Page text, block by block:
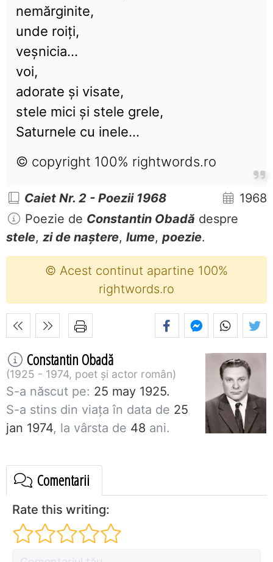
nemărginite,
unde roiți,
veșnicia...
voi,
adorate și visate,
stele mici și stele grele,
Saturnele cu inele...
© copyright 100% rightwords.ro
Caiet Nr. 2 - Poezii 1968
1968
Poezie de Constantin Obadă despre
stele, zi de naștere, lume, poezie.
© Acest continut apartine 100%
rightwords.ro
Constantin Obadă
1925 - 1974, poet și actor român
S-a născut pe: 25 may 1925.
S-a stins din viaţa în data de 25
jan 1974, la vârsta de 48 ani.
Comentarii
Rate this writing: